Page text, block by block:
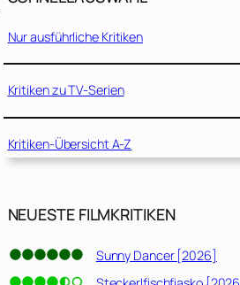
Nur ausführliche Kritiken
Kritiken zu TV-Serien
Kritiken-Übersicht A-Z
NEUESTE FILMKRITIKEN
Sunny Dancer [2026]